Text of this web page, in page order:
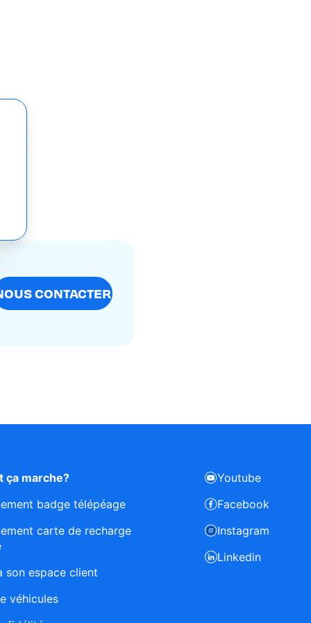
CONTACTER
ça marche?
badge télépéage
carte de recharge
son espace client
véhicules
Youtube
Facebook
Instagram
Linkedin